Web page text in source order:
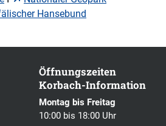
Hansebund
Öffnungszeiten
Korbach-Information
Montag bis Freitag
10:00 bis 18:00 Uhr